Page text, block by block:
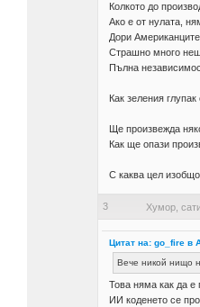
Колкото до
Ако е от нулата,
Дори Американците
Страшно много
Пълна
Как зеления
Ще произвежда
Как ще опази
С каква цел
3 Хумор,
Цитат на: go_fire в
Вече никой нищо
Това няма как да е
ИИ коденето се